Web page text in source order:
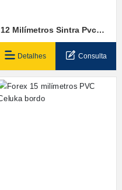
12 Milímetros Sintra Pvc
Espuma Bordo
Detalhes Consulta